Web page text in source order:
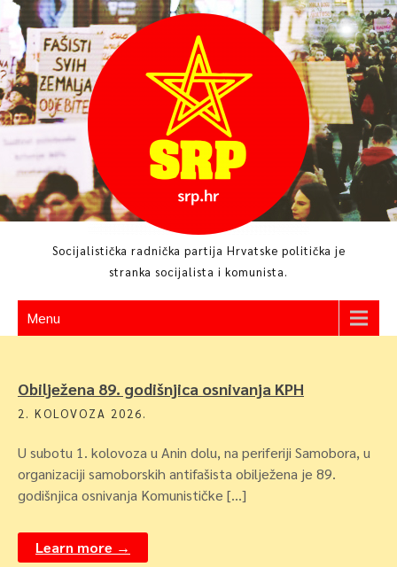
Skip
to
content
Socijalistička radnička partija Hrvatske politička je
stranka socijalista i komunista.
Menu
Obilježena 89. godišnjica osnivanja KPH
2. KOLOVOZA 2026.
U subotu 1. kolovoza u Anin dolu, na periferiji Samobora, u
organizaciji samoborskih antifašista obilježena je 89.
godišnjica osnivanja Komunističke […]
Learn more →